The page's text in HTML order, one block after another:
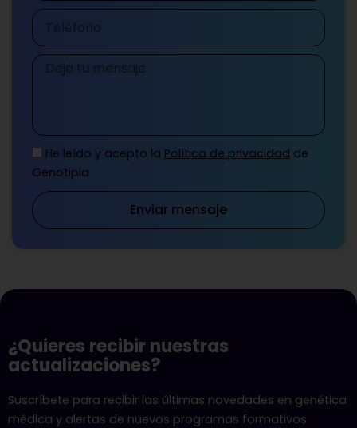
Teléfono
Mensaje
He leído y acepto la Política de privacidad de
Genotipia
Enviar mensaje
¿Quieres recibir nuestras
actualizaciones?
Suscríbete para recibir las últimas novedades en genética
médica y alertas de nuevos programas formativos